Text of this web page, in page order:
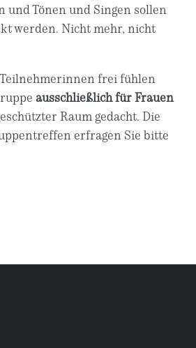
und Tönen und Singen sollen
werden. Nicht mehr, nicht
frei fühlen
ausschließlich für Frauen
Raum gedacht. Die
erfragen Sie bitte